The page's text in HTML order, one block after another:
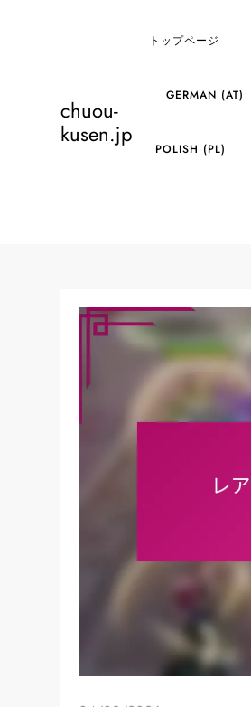
chuou-
kusen.jp
トップページ
GERMAN (AT)
POLISH (PL)